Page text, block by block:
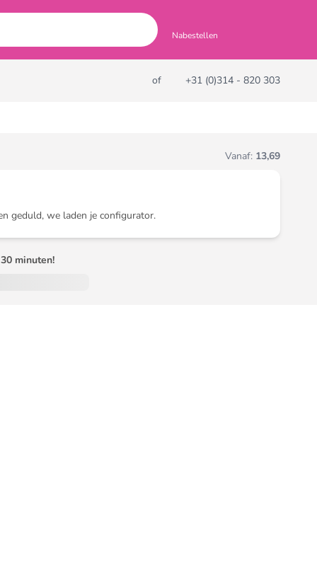
Nabestellen
of +31 (0)314 - 820 303
Vanaf: 13,69
geduld, we laden je configurator.
30 minuten!